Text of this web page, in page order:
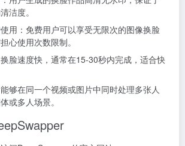
洁度。
用：免费用户可以享受无限次的图像换脸
心使用次数限制。
脸速度快，通常在15-30秒内完成，适合快
够在同一个视频或图片中同时处理多张人
或多人场景。